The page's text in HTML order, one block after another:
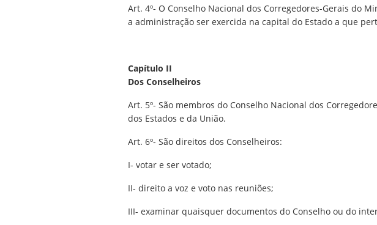
Art. 4º- O Conselho Nacional dos Corregedores-Gerais do
a administração ser exercida na capital do Estado a que
Capítulo II
Dos Conselheiros
Art. 5º- São membros do Conselho Nacional dos
dos Estados e da União.
Art. 6º- São direitos dos Conselheiros:
I- votar e ser votado;
II- direito a voz e voto nas reuniões;
III- examinar quaisquer documentos do Conselho ou do